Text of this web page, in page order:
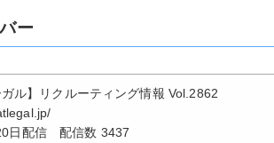
ー
ガル】リクルーティング情報 Vol.2862
日配信 配信数 3437